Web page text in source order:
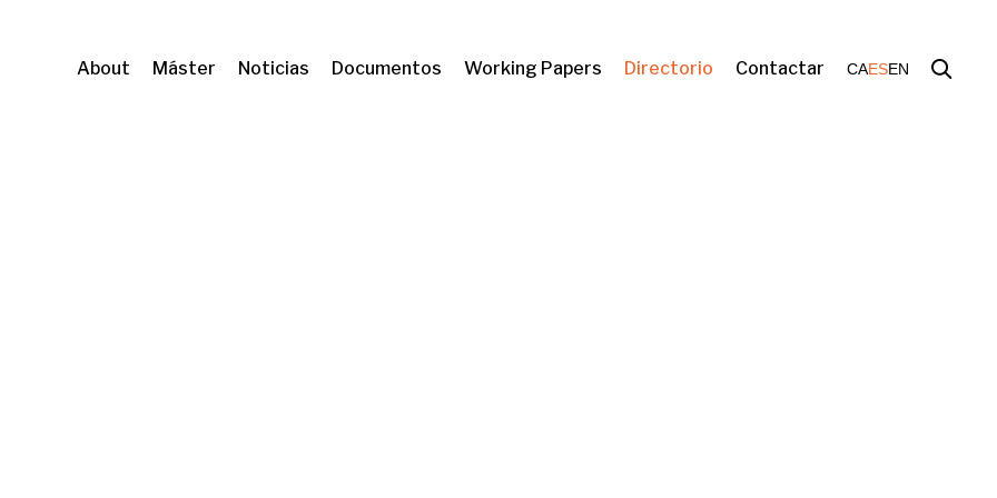
About Máster Noticias Documentos Working Papers Directorio Contactar CAESEN